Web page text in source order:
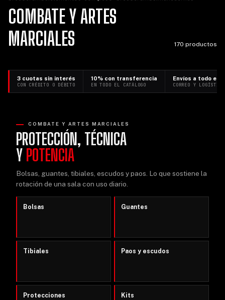
COMBATE Y ARTES
MARCIALES
170 productos
3 cuotas sin interés
CON CRÉDITO O DÉBITO
10% con transferencia
EN TODO EL CATÁLOGO
Envíos a todo el
CORREO Y
COMBATE Y ARTES MARCIALES
PROTECCIÓN, TÉCNICA
Y POTENCIA
Bolsas, guantes, tibiales, escudos y paos. Lo que sostiene la
rotación de una sala con uso diario.
Bolsas Guantes
Tibiales Paos y escudos
Protecciones Kits